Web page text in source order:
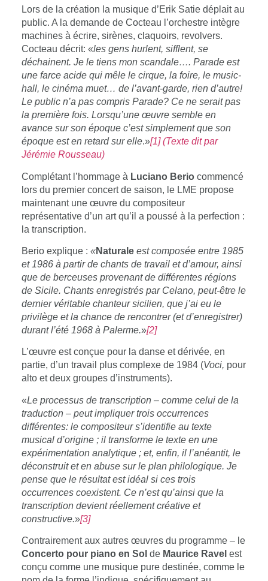
Lors de la création la musique d’Erik Satie déplait au
public. A la demande de Cocteau l’orchestre intègre
machines à écrire, sirènes, claquoirs, revolvers.
Cocteau décrit: «les gens hurlent, sifflent, se
déchainent. Je le tiens mon scandale…. Parade est
une farce acide qui mêle le cirque, la foire, le music-
hall, le cinéma muet… de l’avant-garde, rien d’autre!
Le public n’a pas compris Parade? Ce ne serait pas
la première fois. Lorsqu’une œuvre semble en
avance sur son époque c’est simplement que son
époque est en retard sur elle.»[1] (Texte dit par
Jérémie Rousseau)
Complétant l’hommage à Luciano Berio commencé
lors du premier concert de saison, le LME propose
maintenant une œuvre du compositeur
représentative d’un art qu’il a poussé à la perfection :
la transcription.
Berio explique :«Naturale est composée entre 1985
et 1986 à partir de chants de travail et d’amour, ainsi
que de berceuses provenant de différentes régions
de Sicile. Chants enregistrés par Celano, peut-être le
dernier véritable chanteur sicilien, que j’ai eu le
privilège et la chance de rencontrer (et d’enregistrer)
durant l’été 1968 à Palerme.»[2]
L’œuvre est conçue pour la danse et dérivée, en
partie, d’un travail plus complexe de 1984 (Voci, pour
alto et deux groupes d’instruments).
«Le processus de transcription – comme celui de la
traduction – peut impliquer trois occurrences
différentes: le compositeur s’identifie au texte
musical d’origine ; il transforme le texte en une
expérimentation analytique ; et, enfin, il l’anéantit, le
déconstruit et en abuse sur le plan philologique. Je
pense que le résultat est idéal si ces trois
occurrences coexistent. Ce n’est qu’ainsi que la
transcription devient réellement créative et
constructive.»[3]
Contrairement aux autres œuvres du programme – le
Concerto pour piano en Sol de Maurice Ravel est
conçu comme une musique pure destinée, comme le